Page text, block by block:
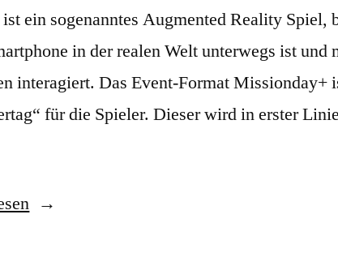
ein sogenanntes Augmented Reality Spiel,
in der realen Welt unterwegs ist
interagiert. Das Event-Format Missionday+
für die Spieler. Dieser wird in erster